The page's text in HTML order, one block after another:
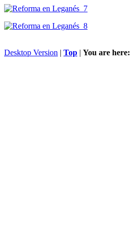
Desktop Version | Top | You are here: